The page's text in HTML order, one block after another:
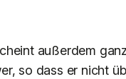
außerdem
so dass er nicht